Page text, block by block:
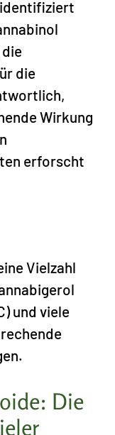
die
Wirkung
erforscht
Vielzahl
und viele
Die